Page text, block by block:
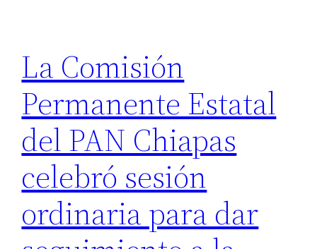
La Comisión
Permanente Estatal
del PAN Chiapas
celebró sesión
ordinaria para dar